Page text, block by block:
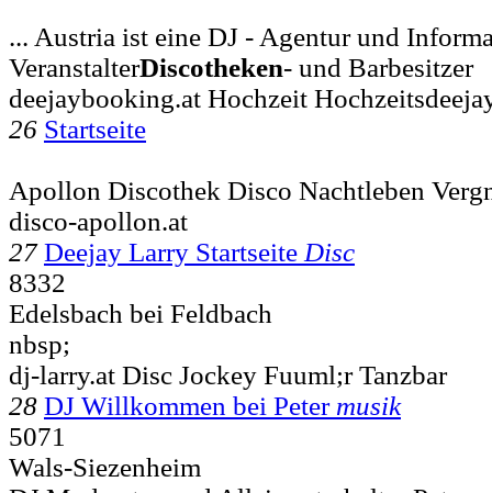
... Austria ist eine DJ - Agentur und
VeranstalterDiscotheken- und Barbesitzer
deejaybooking.at Hochzeit
26 Startseite
Apollon Discothek Disco Nachtleben
disco-apollon.at
27 Deejay Larry Startseite Disc
8332
Edelsbach bei Feldbach
nbsp;
dj-larry.at Disc Jockey Fuuml;r Tanzbar
28 DJ Willkommen bei Peter musik
5071
Wals-Siezenheim